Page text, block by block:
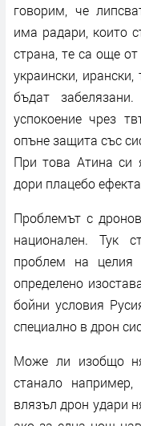
говорим, че
има радари, които
страна, те са още
украински,
бъдат
успокоение чрез
опъне защита със
При това Атина си
дори плацебо
Проблемът с
национален. Тук
проблем на
определено
бойни условия
специално в дрон
Може ли изобщо
станало
влязъл дрон удари